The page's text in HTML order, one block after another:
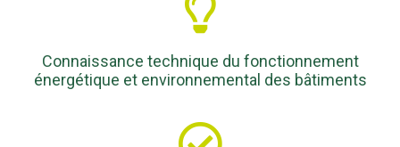
Connaissance technique du fonctionnement
énergétique et environnemental des bâtiments